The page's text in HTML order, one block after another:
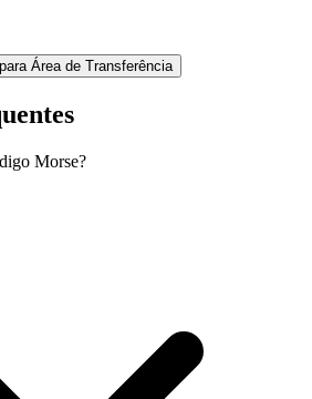
Área de Transferência
Morse?